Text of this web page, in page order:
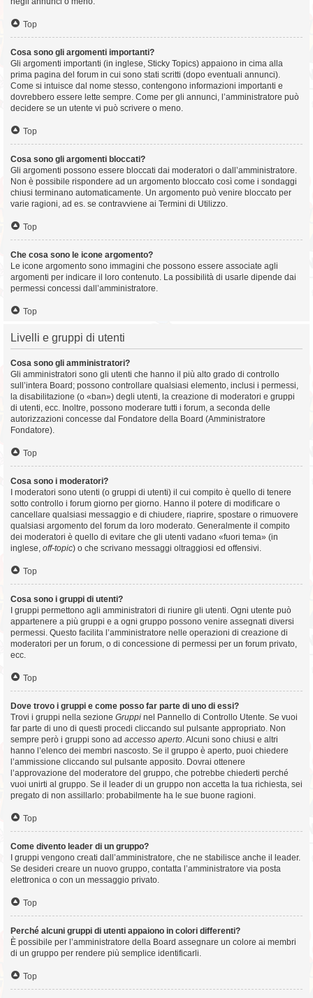
Top
Cosa sono gli argomenti importanti?
Gli argomenti importanti (in inglese, Sticky Topics) appaiono in cima alla
prima pagina del forum in cui sono stati scritti (dopo eventuali annunci).
Come si intuisce dal nome stesso, contengono informazioni importanti e
dovrebbero essere lette sempre. Come per gli annunci, l’amministratore può
decidere se un utente vi può scrivere o meno.
Top
Cosa sono gli argomenti bloccati?
Gli argomenti possono essere bloccati dai moderatori o dall’amministratore.
Non è possibile rispondere ad un argomento bloccato così come i sondaggi
chiusi terminano automaticamente. Un argomento può venire bloccato per
varie ragioni, ad es. se contravviene ai Termini di Utilizzo.
Top
Che cosa sono le icone argomento?
Le icone argomento sono immagini che possono essere associate agli
argomenti per indicare il loro contenuto. La possibilità di usarle dipende dai
permessi concessi dall’amministratore.
Top
Livelli e gruppi di utenti
Cosa sono gli amministratori?
Gli amministratori sono gli utenti che hanno il più alto grado di controllo
sull’intera Board; possono controllare qualsiasi elemento, inclusi i permessi,
la disabilitazione (o «ban») degli utenti, la creazione di moderatori e gruppi
di utenti, ecc. Inoltre, possono moderare tutti i forum, a seconda delle
autorizzazioni concesse dal Fondatore della Board (Amministratore
Fondatore).
Top
Cosa sono i moderatori?
I moderatori sono utenti (o gruppi di utenti) il cui compito è quello di tenere
sotto controllo i forum giorno per giorno. Hanno il potere di modificare o
cancellare qualsiasi messaggio e di chiudere, riaprire, spostare o rimuovere
qualsiasi argomento del forum da loro moderato. Generalmente il compito
dei moderatori è quello di evitare che gli utenti vadano «fuori tema» (in
inglese, off-topic) o che scrivano messaggi oltraggiosi ed offensivi.
Top
Cosa sono i gruppi di utenti?
I gruppi permettono agli amministratori di riunire gli utenti. Ogni utente può
appartenere a più gruppi e a ogni gruppo possono venire assegnati diversi
permessi. Questo facilita l’amministratore nelle operazioni di creazione di
moderatori per un forum, o di concessione di permessi per un forum privato,
ecc.
Top
Dove trovo i gruppi e come posso far parte di uno di essi?
Trovi i gruppi nella sezione Gruppi nel Pannello di Controllo Utente. Se vuoi
far parte di uno di questi procedi cliccando sul pulsante appropriato. Non
sempre però i gruppi sono ad accesso aperto . Alcuni sono chiusi e altri
hanno l’elenco dei membri nascosto. Se il gruppo è aperto, puoi chiedere
l’ammissione cliccando sul pulsante apposito. Dovrai ottenere
l’approvazione del moderatore del gruppo, che potrebbe chiederti perché
vuoi unirti al gruppo. Se il leader di un gruppo non accetta la tua richiesta, sei
pregato di non assillarlo: probabilmente ha le sue buone ragioni.
Top
Come divento leader di un gruppo?
I gruppi vengono creati dall’amministratore, che ne stabilisce anche il leader.
Se desideri creare un nuovo gruppo, contatta l’amministratore via posta
elettronica o con un messaggio privato.
Top
Perché alcuni gruppi di utenti appaiono in colori differenti?
È possibile per l’amministratore della Board assegnare un colore ai membri
di un gruppo per rendere più semplice identificarli.
Top